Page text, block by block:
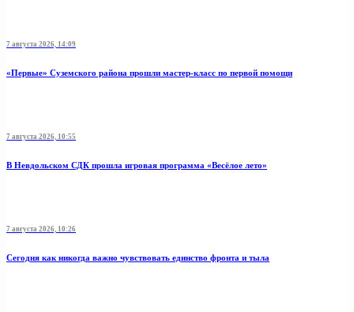
7 августа 2026, 14:09
«Первые» Суземского района прошли мастер-класс по первой помощи
7 августа 2026, 10:55
В Невдольском СДК прошла игровая программа «Весёлое лето»
7 августа 2026, 10:26
Сегодня как никогда важно чувствовать единство фронта и тыла